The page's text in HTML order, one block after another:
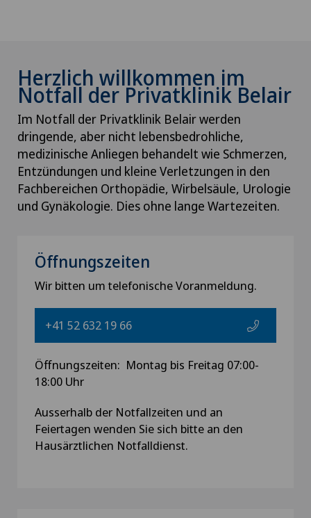
Herzlich willkommen im
Notfall der Privatklinik Belair
Im Notfall der Privatklinik Belair werden
dringende, aber nicht lebensbedrohliche,
medizinische Anliegen behandelt wie Schmerzen,
Entzündungen und kleine Verletzungen in den
Fachbereichen Orthopädie, Wirbelsäule, Urologie
und Gynäkologie. Dies ohne lange Wartezeiten.
Öffnungszeiten
Wir bitten um telefonische Voranmeldung.
+41 52 632 19 66
Öffnungszeiten: Montag bis Freitag 07:00-
18:00 Uhr
Ausserhalb der Notfallzeiten und an
Feiertagen wenden Sie sich bitte an den
Hausärztlichen Notfalldienst.